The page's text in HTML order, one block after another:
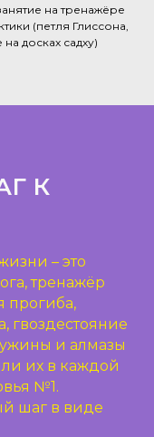
на тренажёре
(петля Глиссона,
досках садху)
К
– это
тренажёр
прогиба,
гвоздестояние
и алмазы
их в каждой
№1.
шаг в виде